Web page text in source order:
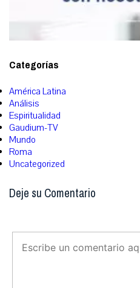
Categorías
América Latina
Análisis
Espiritualidad
Gaudium-TV
Mundo
Roma
Uncategorized
Deje su Comentario